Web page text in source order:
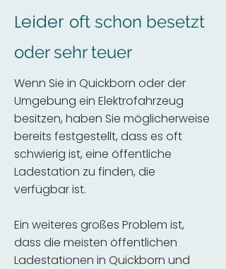
Leider oft schon besetzt
oder sehr teuer
Wenn Sie in Quickborn oder der
Umgebung ein Elektrofahrzeug
besitzen, haben Sie möglicherweise
bereits festgestellt, dass es oft
schwierig ist, eine öffentliche
Ladestation zu finden, die
verfügbar ist.
Ein weiteres großes Problem ist,
dass die meisten öffentlichen
Ladestationen in Quickborn und